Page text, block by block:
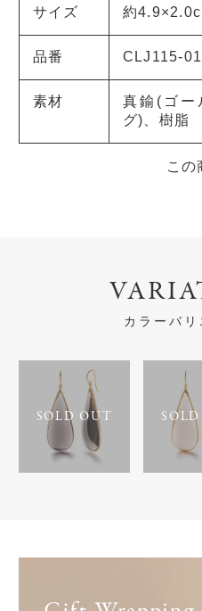
サイズ 約
品番 CLJ115-
素材
真鍮(ゴー
グ)、樹脂
この
カラーバ
SOLD OUT